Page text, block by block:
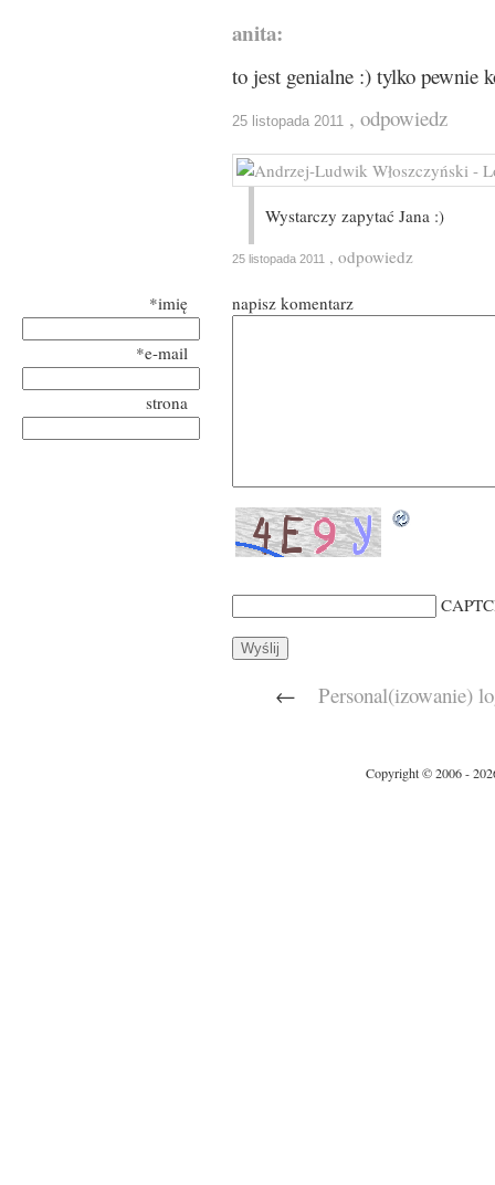
anita:
to jest genialne :) tylko pewnie
25 listopada 2011 , odpowiedz
Wystarczy zapytać Jana :)
25 listopada 2011 , odpowiedz
*imię
*e-mail
strona
napisz komentarz
← Personal(izowanie)
Copyright © 2006 -